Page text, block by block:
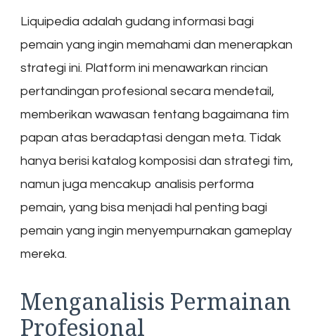
Liquipedia adalah gudang informasi bagi
pemain yang ingin memahami dan menerapkan
strategi ini. Platform ini menawarkan rincian
pertandingan profesional secara mendetail,
memberikan wawasan tentang bagaimana tim
papan atas beradaptasi dengan meta. Tidak
hanya berisi katalog komposisi dan strategi tim,
namun juga mencakup analisis performa
pemain, yang bisa menjadi hal penting bagi
pemain yang ingin menyempurnakan gameplay
mereka.
Menganalisis Permainan
Profesional